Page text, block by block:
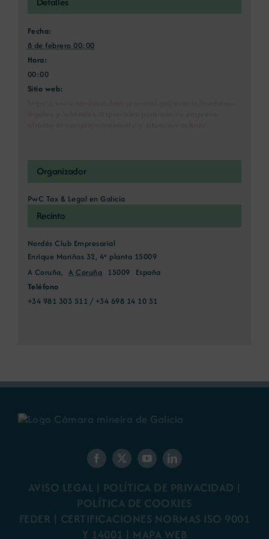
Fecha:
8 de febrero 00:00
Hora:
00:00
Sitio web:
Recinto
Nordés Club Empresarial
Enrique Mariñas 32, 4ª planta 15009
A Coruña, A Coruña 15009 España
Teléfono
+34 981 303 511 / +34 698 14 10 51
Organizador
PwC Tax & Legal en Galicia
AVISO LEGAL | POLÍTICA DE PRIVACIDAD |
POLÍTICA DE COOKIES
FEDER | CERTIFICACIONES NORMAS ISO 9001
Y 14001 | MAPA WEB